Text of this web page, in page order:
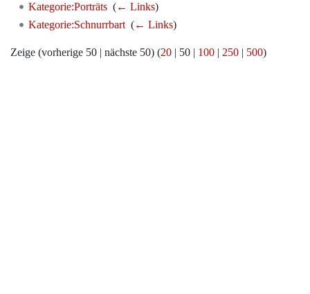
Kategorie:Porträts‎ (← Links)
Kategorie:Schnurrbart‎ (← Links)
Zeige (vorherige 50 | nächste 50) (20 | 50 | 100 | 250 | 500)